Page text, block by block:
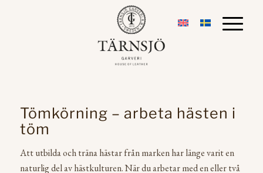
Tömkörning – arbeta hästen i
töm
Att utbilda och träna hästar från marken har länge varit en
naturlig del av hästkulturen. När du arbetar med en eller två